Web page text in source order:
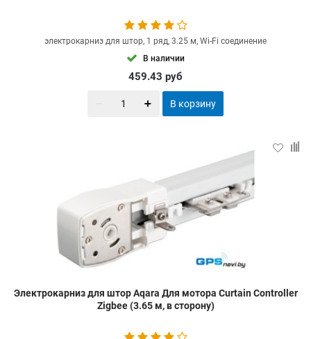
электрокарниз для штор, 1 ряд, 3.25 м, Wi-Fi соединение
В наличии
459.43 руб
В корзину
Электрокарниз для штор Aqara Для мотора Curtain Controller
Zigbee (3.65 м, в сторону)